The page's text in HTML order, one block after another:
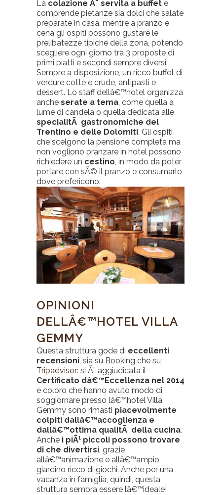
La colazione Ã¨ servita a buffet e
comprende pietanze sia dolci che salate
preparate in casa, mentre a pranzo e
cena gli ospiti possono gustare le
prelibatezze tipiche della zona, potendo
scegliere ogni giorno tra 3 proposte di
primi piatti e secondi sempre diversi.
Sempre a disposizione, un ricco buffet di
verdure cotte e crude, antipasti e
dessert. Lo staff dellâ€™hotel organizza
anche serate a tema , come quella a
lume di candela o quella dedicata alle
specialitÃ gastronomiche del
Trentino e delle Dolomiti. Gli ospiti
che scelgono la pensione completa ma
non vogliono pranzare in hotel possono
richiedere un cestino , in modo da poter
portare con sÃ© il pranzo e consumarlo
dove prefericono.
OPINIONI
DELLÂ€™HOTEL VILLA
GEMMY
Questa struttura gode di eccellenti
recensioni, sia su Booking che su
Tripadvisor: si Ã¨ aggiudicata il
Certificato dâ€™Eccellenza nel 2014
e coloro che hanno avuto modo di
soggiornare presso lâ€™hotel Villa
Gemmy sono rimasti piacevolmente
colpiti dallâ€™accoglienza e
dallâ€™ottima qualitÃ della cucina.
Anche i piÃ¹ piccoli possono trovare
di che divertirsi, grazie
allâ€™animazione e allâ€™ampio
giardino ricco di giochi. Anche per una
vacanza in famiglia, quindi, questa
struttura sembra essere lâ€™ideale!